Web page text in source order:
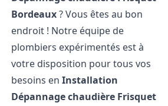
Bordeaux? Vous êtes au bon
endroit ! Notre équipe de
plombiers expérimentés est à
votre disposition pour tous vos
besoins enInstallation
Dépannage chaudière Frisquet